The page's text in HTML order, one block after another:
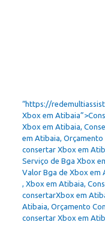
“https://
Xbox em
Xbox em Atibaia,
em Atibaia,
consertar Xbox em
Serviço de Bga Xbox
Valor Bga de Xbox em
, Xbox em Atibaia,
consertarXbox em
Atibaia, Orçamento
consertar Xbox em